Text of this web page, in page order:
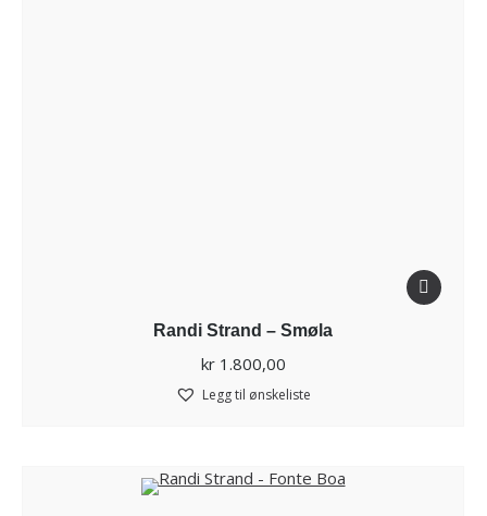
Randi Strand – Smøla
kr1.800,00
Legg til ønskeliste